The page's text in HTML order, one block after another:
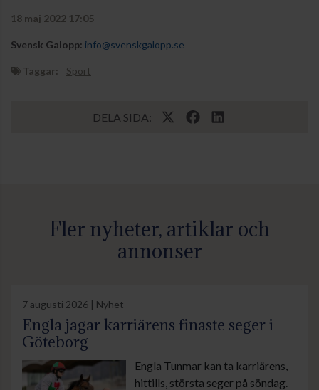
18 maj 2022 17:05
Svensk Galopp: info@svenskgalopp.se
Taggar: Sport
DELA SIDA:
Fler nyheter, artiklar och
annonser
7 augusti 2026 | Nyhet
Engla jagar karriärens finaste seger i
Göteborg
Engla Tunmar kan ta karriärens,
hittills, största seger på söndag.